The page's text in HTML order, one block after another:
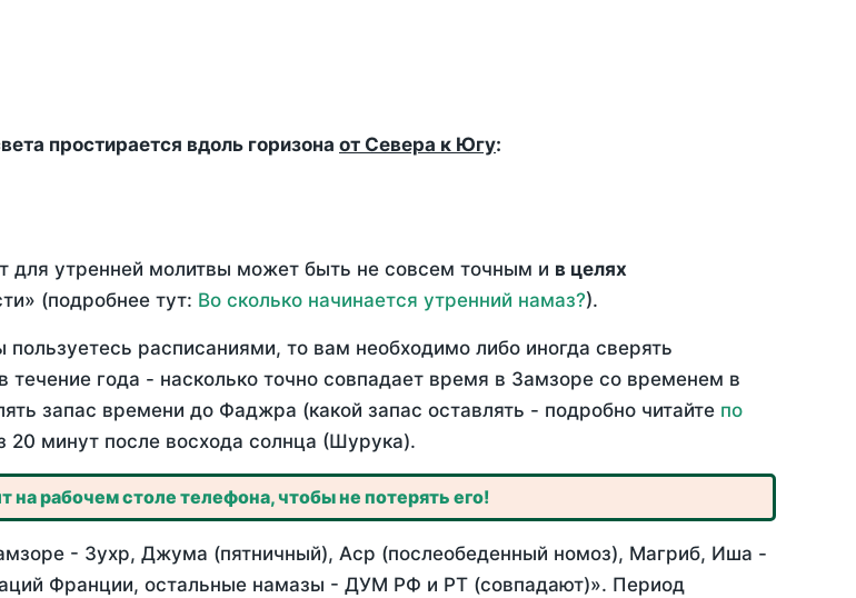
простирается вдоль горизона от Севера к Югу:
для утренней молитвы может быть не совсем точным и в целях
(подробнее тут: Во сколько начинается утренний намаз?).
расписаниями, то вам необходимо либо иногда сверять
течение года - насколько точно совпадает время в Замзоре со временем в
запас времени до Фаджра (какой запас оставлять - подробно читайте по
минут после восхода солнца (Шурука).
на рабочем столе телефона, чтобы не потерять его!
- Зухр, Джума (пятничный), Аср (послеобеденный номоз), Магриб, Иша -
Франции, остальные намазы - ДУМ РФ и РТ (совпадают)». Период